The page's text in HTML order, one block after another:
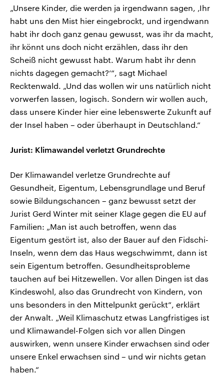
„Unsere Kinder, die werden ja irgendwann sagen, ‚Ihr
habt uns den Mist hier eingebrockt, und irgendwann
habt ihr doch ganz genau gewusst, was ihr da macht,
ihr könnt uns doch nicht erzählen, dass ihr den
Scheiß nicht gewusst habt. Warum habt ihr denn
nichts dagegen gemacht?‘“, sagt Michael
Recktenwald. „Und das wollen wir uns natürlich nicht
vorwerfen lassen, logisch. Sondern wir wollen auch,
dass unsere Kinder hier eine lebenswerte Zukunft auf
der Insel haben – oder überhaupt in Deutschland.“
Jurist: Klimawandel verletzt Grundrechte
Der Klimawandel verletze Grundrechte auf
Gesundheit, Eigentum, Lebensgrundlage und Beruf
sowie Bildungschancen – ganz bewusst setzt der
Jurist Gerd Winter mit seiner Klage gegen die EU auf
Familien: „Man ist auch betroffen, wenn das
Eigentum gestört ist, also der Bauer auf den Fidschi-
Inseln, wenn dem das Haus wegschwimmt, dann ist
sein Eigentum betroffen. Gesundheitsprobleme
tauchen auf bei Hitzewellen. Vor allen Dingen ist das
Kindeswohl, also das Grundrecht von Kindern, von
uns besonders in den Mittelpunkt gerückt“, erklärt
der Anwalt. „Weil Klimaschutz etwas Langfristiges ist
und Klimawandel-Folgen sich vor allen Dingen
auswirken, wenn unsere Kinder erwachsen sind oder
unsere Enkel erwachsen sind – und wir nichts getan
haben.“